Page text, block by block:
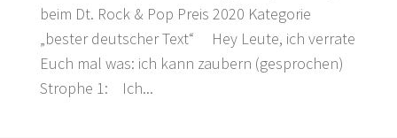
beim Dt. Rock & Pop Preis 2020 Kategorie
„bester deutscher Text“ Hey Leute, ich verrate
Euch mal was: ich kann zaubern (gesprochen)
Strophe 1: Ich...